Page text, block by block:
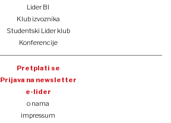
Lider BI
Klub izvoznika
Studentski Lider klub
Konferencije
Pretplati se
Prijava na newsletter
e-lider
o nama
impressum